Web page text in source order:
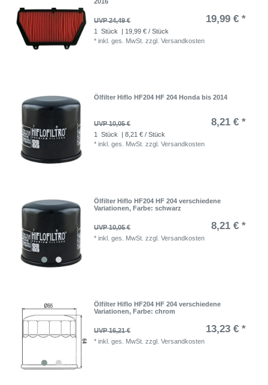
UVP 24,49 € 19,99 € *
1 Stück
| 19,99 € / Stück
*inkl. ges. MwSt. zzgl.Versandkosten
Ölfilter Hiflo HF204 HF 204 Honda bis 2014
UVP 10,05 € 8,21 € *
1 Stück
| 8,21 € / Stück
*inkl. ges. MwSt. zzgl.Versandkosten
Ölfilter Hiflo HF204 HF 204 verschiedene
Variationen, Farbe: schwarz
UVP 10,05 € 8,21 € *
*inkl. ges. MwSt. zzgl.Versandkosten
Ölfilter Hiflo HF204 HF 204 verschiedene
Variationen, Farbe: chrom
UVP 16,21 € 13,23 € *
*inkl. ges. MwSt. zzgl.Versandkosten